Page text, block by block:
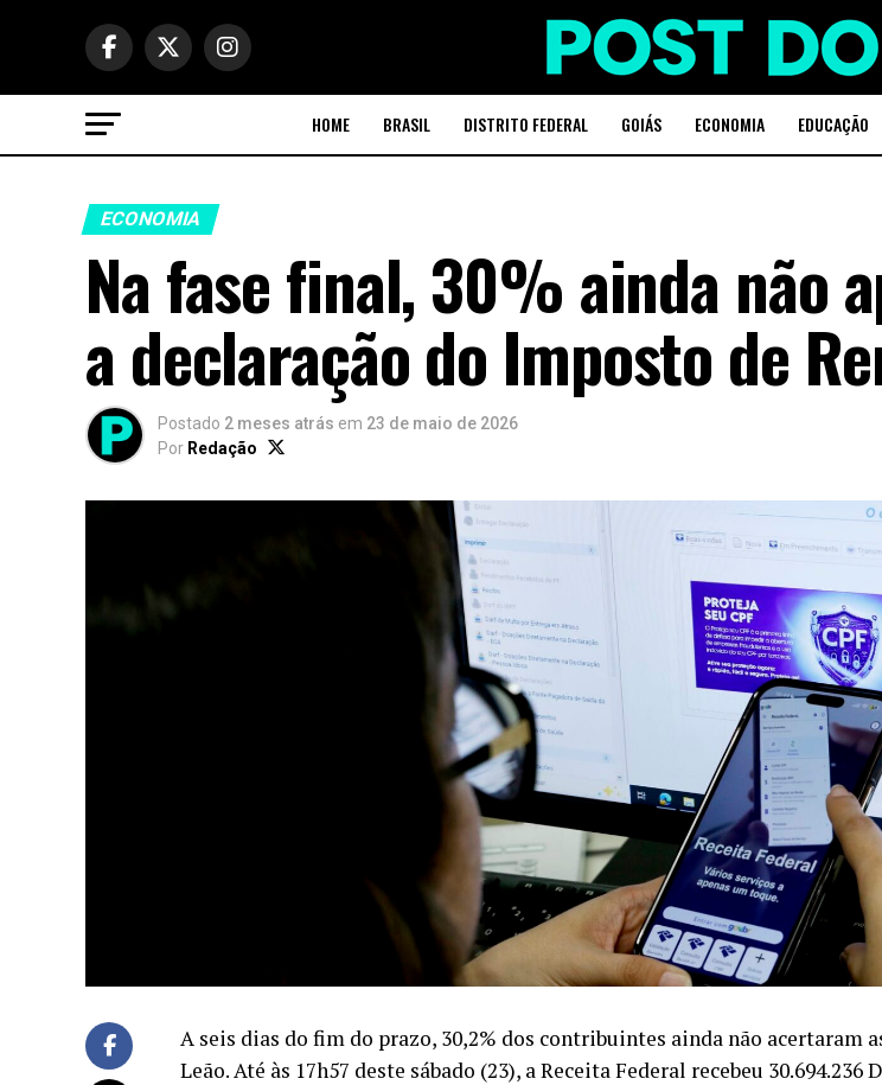
HOME BRASIL DISTRITO FEDERAL GOIÁS ECONOMIA EDUCAÇÃO
ECONOMIA
Na fase final, 30% ainda não
a declaração do Imposto de
Postado 2 meses atrás em 23 de maio de 2026
Por Redação
A seis dias do fim do prazo, 30,2% dos contribuintes ainda não acertaram
Leão. Até às 17h57 deste sábado (23), a Receita Federal recebeu 30.694.236